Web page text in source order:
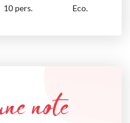
10 pers. Eco.
note